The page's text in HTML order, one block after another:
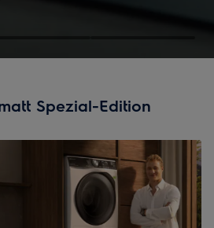
Spezial-Edition